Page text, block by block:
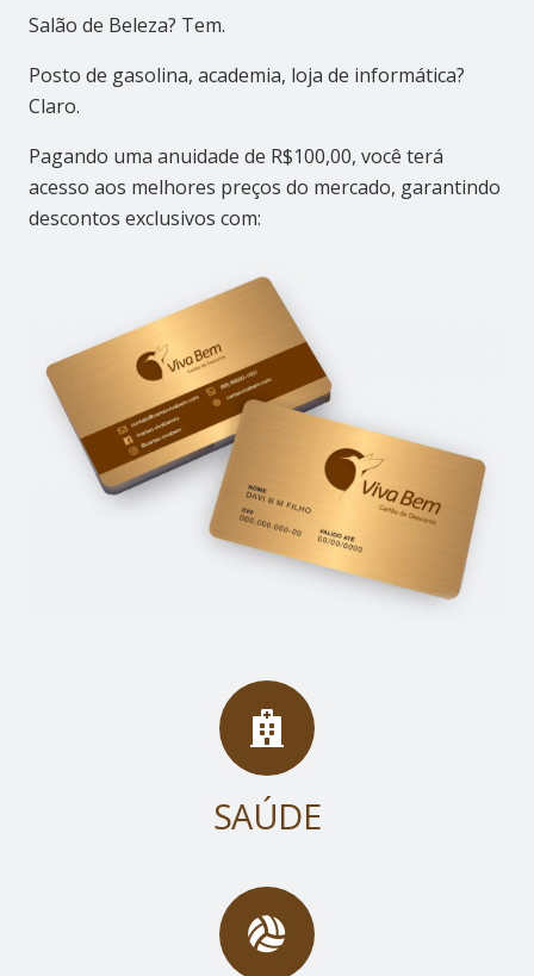
Salão de Beleza? Tem.
Posto de gasolina, academia, loja de informática?
Claro.
Pagando uma anuidade de R$100,00, você terá
acesso aos melhores preços do mercado, garantindo
descontos exclusivos com:
SAÚDE